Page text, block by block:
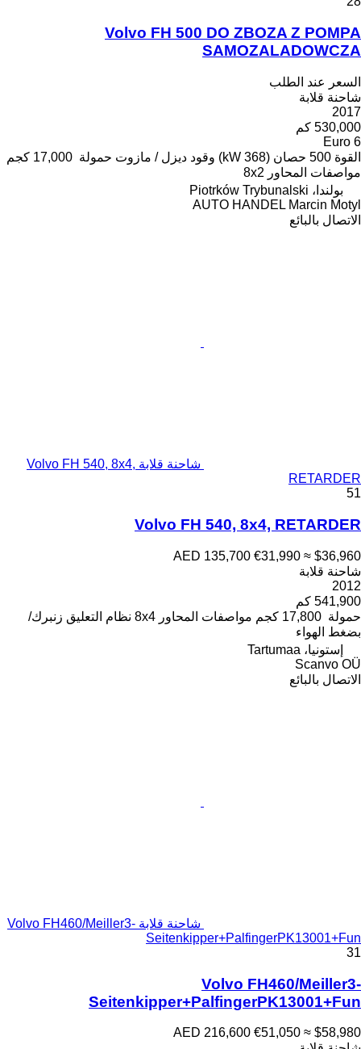
Volvo FH 500 DO ZBOZA Z POMPA
SAMOZALADOWCZA
السعر عند الطلب
شاحنة قلابة
2017
530,000 كم
Euro 6
القوة 500 حصان (368 kW) وقود ديزل / مازوت حمولة 17,000 كجم
مواصفات المحاور 8x2
بولندا، Piotrków Trybunalski
AUTO HANDEL Marcin Motyl
الاتصال بالبائع
شاحنة قلابة Volvo FH 540, 8x4,
RETARDER
51
Volvo FH 540, 8x4, RETARDER
AED 135,700 €31,990 ≈ $36,960
شاحنة قلابة
2012
541,900 كم
حمولة 17,800 كجم مواصفات المحاور 8x4 نظام التعليق زنبرك/
بضغط الهواء
إستونيا، Tartumaa
Scanvo OÜ
الاتصال بالبائع
شاحنة قلابة Volvo FH460/Meiller3-
Seitenkipper+PalfingerPK13001+Fun
31
Volvo FH460/Meiller3-
Seitenkipper+PalfingerPK13001+Fun
AED 216,600 €51,050 ≈ $58,980